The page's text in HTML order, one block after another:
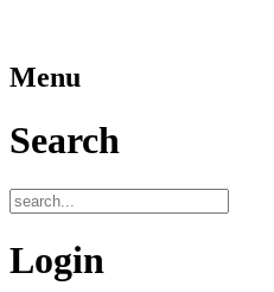
Menu
Search
Login